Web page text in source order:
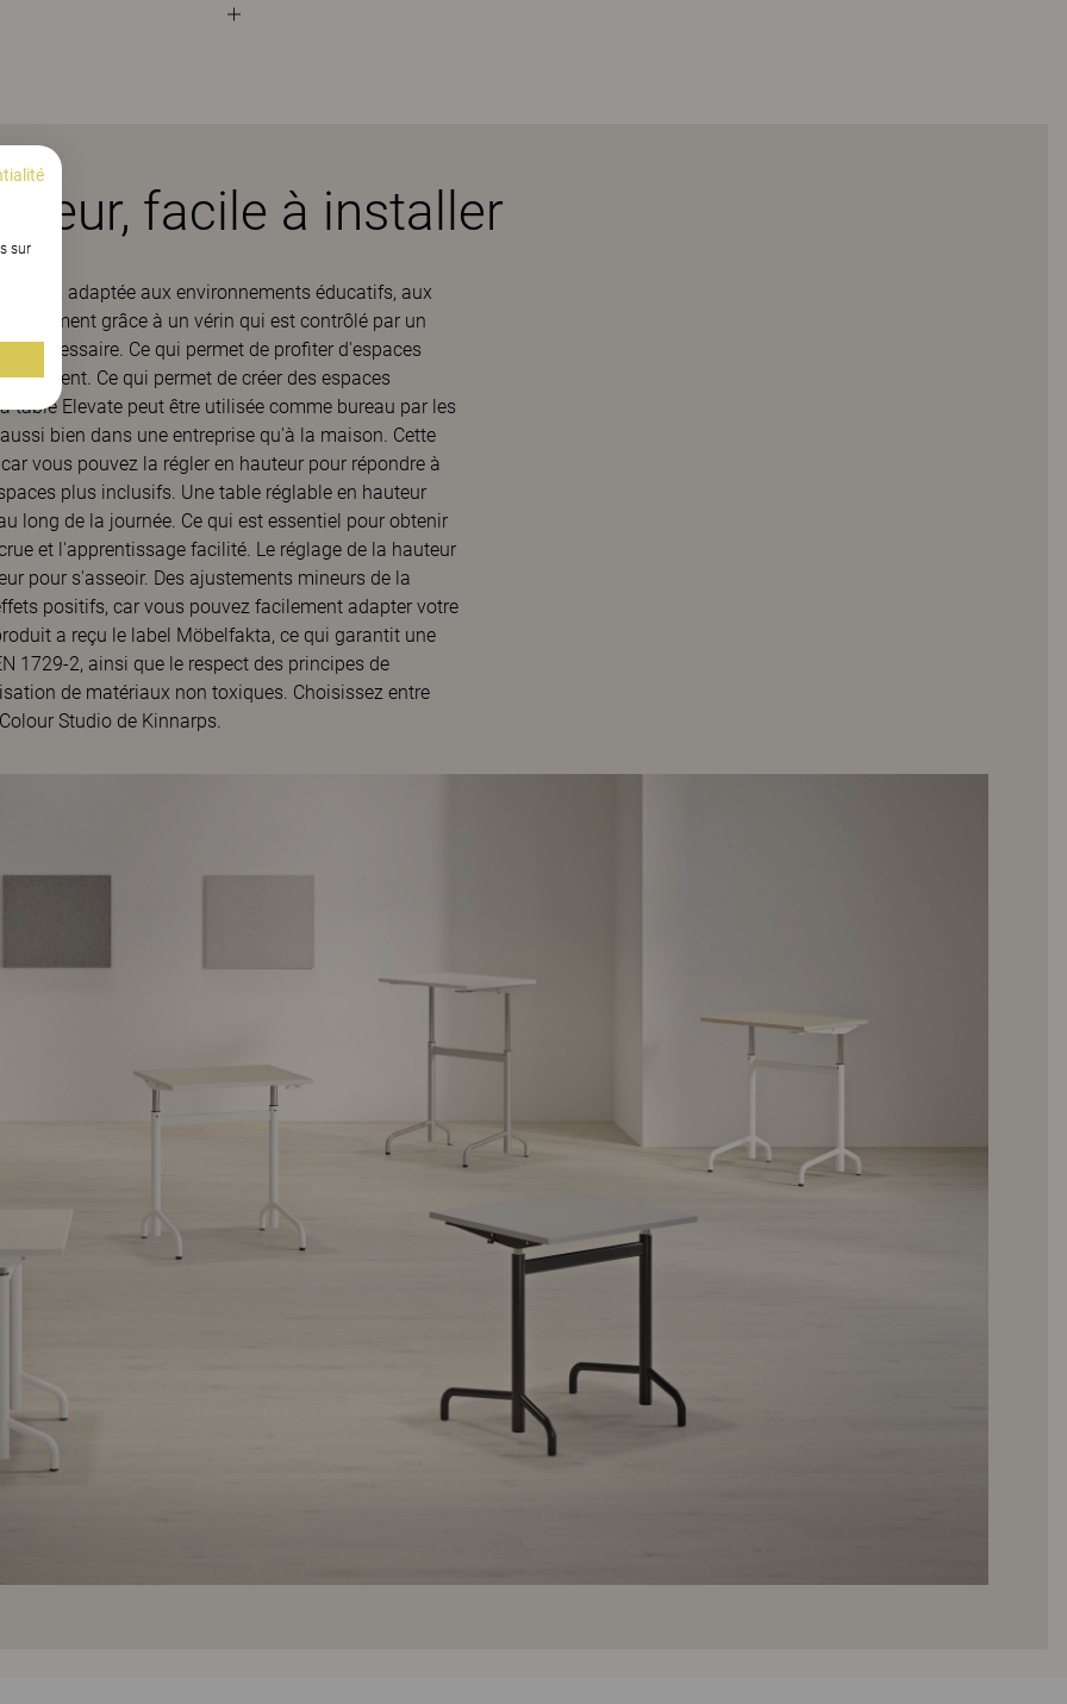
facile à installer
adaptée aux environnements éducatifs, aux
facilement grâce à un vérin qui est contrôlé par un
nécessaire. Ce qui permet de profiter d'espaces
Ce qui permet de créer des espaces
table Elevate peut être utilisée comme bureau par les
bien dans une entreprise qu'à la maison. Cette
vous pouvez la régler en hauteur pour répondre à
plus inclusifs. Une table réglable en hauteur
long de la journée. Ce qui est essentiel pour obtenir
et l'apprentissage facilité. Le réglage de la hauteur
pour s'asseoir. Des ajustements mineurs de la
positifs, car vous pouvez facilement adapter votre
a reçu le label Möbelfakta, ce qui garantit une
1729-2, ainsi que le respect des principes de
de matériaux non toxiques. Choisissez entre
Studio de Kinnarps.
sur